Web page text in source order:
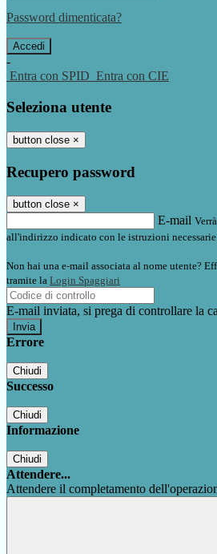
Password dimenticata?
-
Entra con SPID Entra con CIE
Seleziona utente
button close ×
Recupero password
button close ×
E-mail
all'indirizzo indicato con le istruzioni
Non hai una e-mail associata al nome utente?
tramite la Login Spaggiari
E-mail inviata, si prega di controllare la
Errore
Chiudi
Successo
Chiudi
Informazione
Chiudi
Attendere...
Attendere il completamento